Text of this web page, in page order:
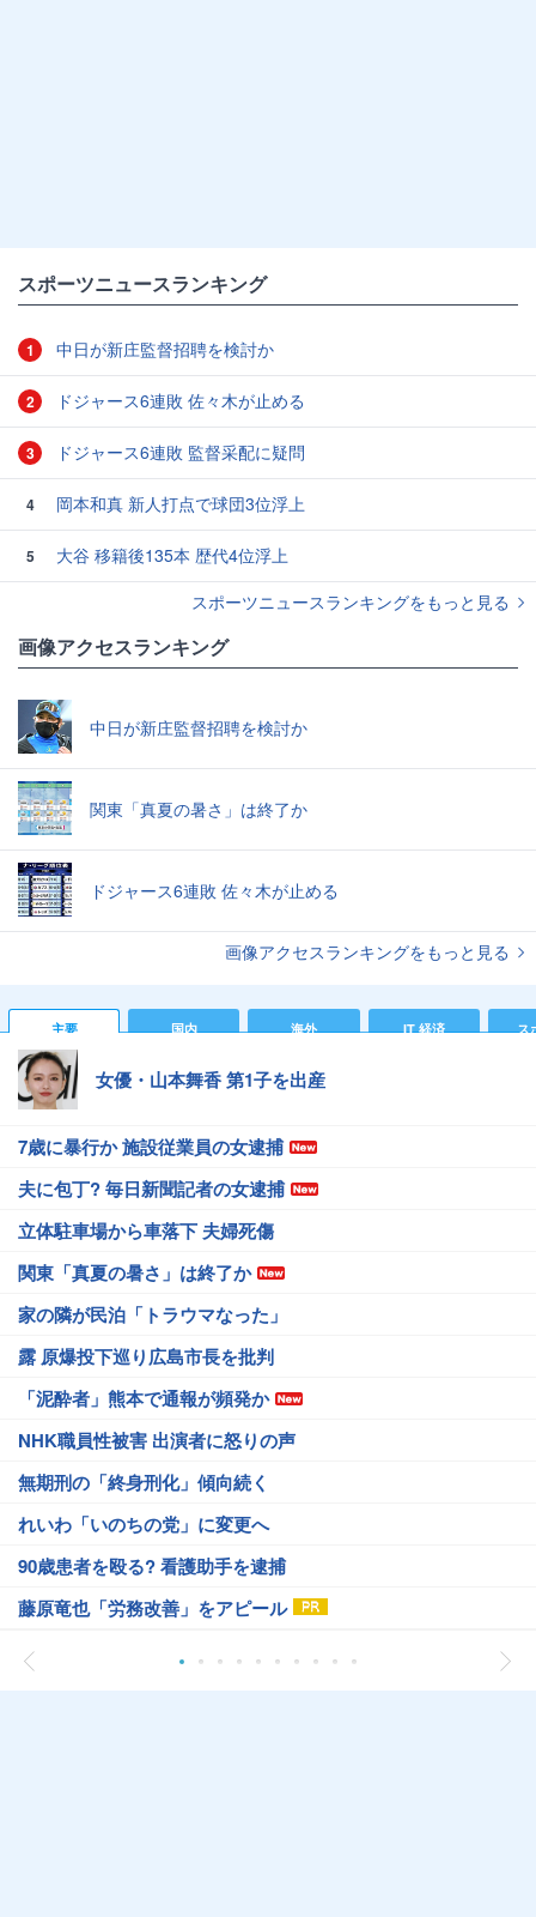
スポーツニュースランキング
1 中日が新庄監督招聘を検討か
2 ドジャース6連敗 佐々木が止める
3 ドジャース6連敗 監督采配に疑問
4 岡本和真 新人打点で球団3位浮上
5
大谷 移籍後135本 歴代4位浮上
スポーツニュースランキングをもっと見る
画像アクセスランキング
中日が新庄監督招聘を検討か
関東「真夏の暑さ」は終了か
ドジャース6連敗 佐々木が止める
画像アクセスランキングをもっと見る
主要 国内 海外 IT 経済 ス
女優・山本舞香 第1子を出産
7歳に暴行か 施設従業員の女逮捕
夫に包丁? 毎日新聞記者の女逮捕
立体駐車場から車落下 夫婦死傷
関東「真夏の暑さ」は終了か
家の隣が民泊「トラウマなった」
露 原爆投下巡り広島市長を批判
「泥酔者」熊本で通報が頻発か
NHK職員性被害 出演者に怒りの声
無期刑の「終身刑化」傾向続く
れいわ「いのちの党」に変更へ
90歳患者を殴る? 看護助手を逮捕
藤原竜也「労務改善」をアピール